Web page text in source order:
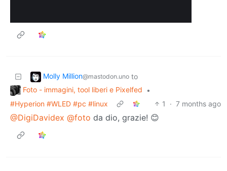
Molly Million@mastodon.uno to
Foto - immagini, tool liberi e Pixelfed
•
#Hyperion #WLED #pc #linux
1 · 7 months ago
@DigiDavidex @foto da dio, grazie! 😊